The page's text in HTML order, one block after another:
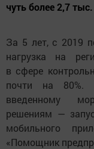
чуть более 2,7
За 5 лет, с 2019
нагрузка на
в сфере
почти на 80%.
введенному
решениям —
мобильного
«Помощник